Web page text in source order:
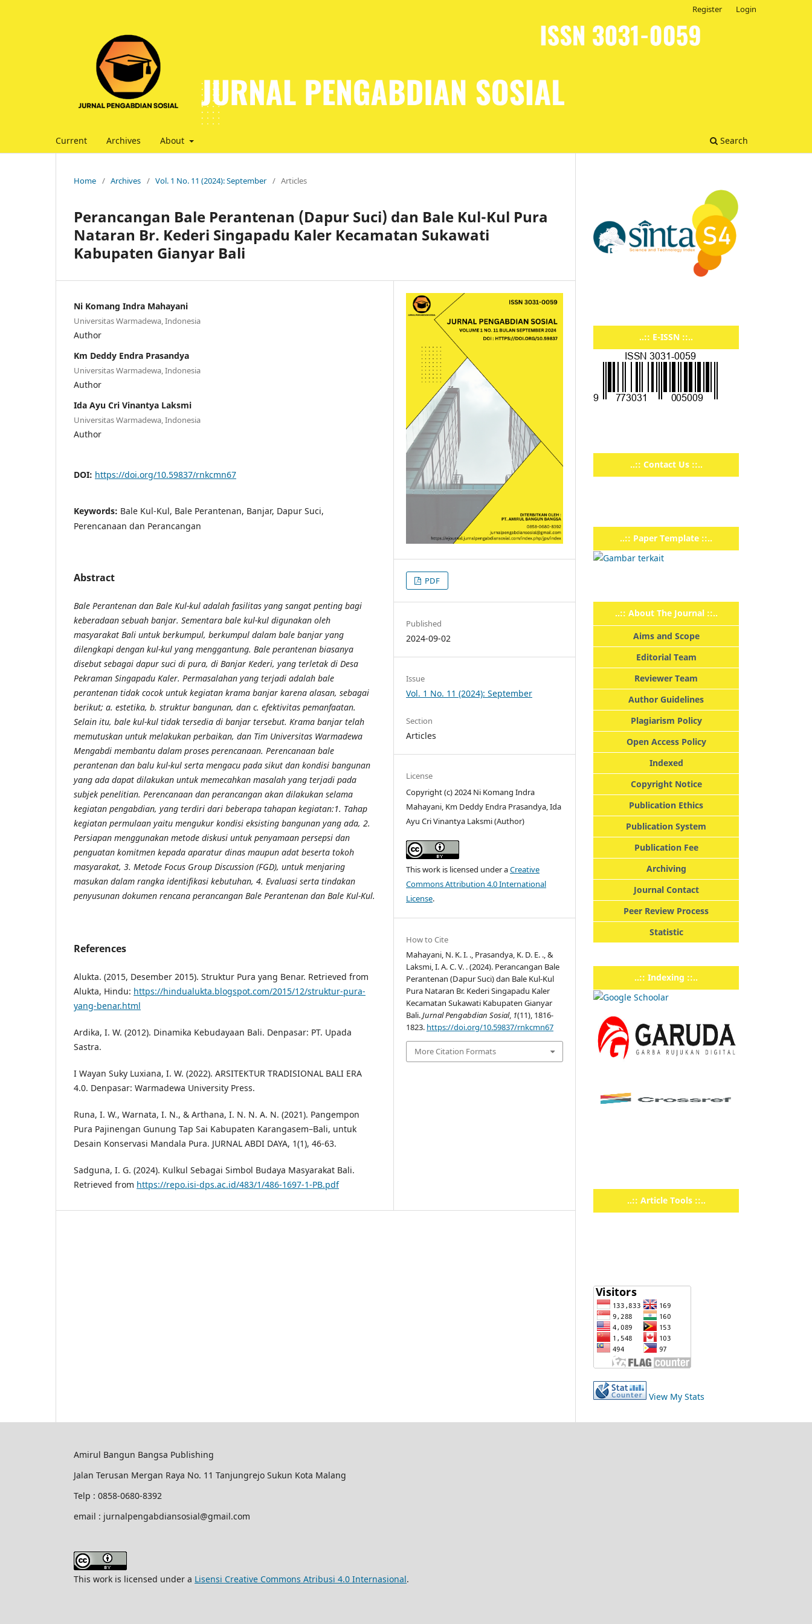
Current Archives About Search
Register Login
Home / Archives / Vol. 1 No. 11 (2024): September / Articles
Perancangan Bale Perantenan (Dapur Suci) dan Bale Kul-Kul Pura
Nataran Br. Kederi Singapadu Kaler Kecamatan Sukawati
Kabupaten Gianyar Bali
Ni Komang Indra Mahayani
Universitas Warmadewa, Indonesia
Author
Km Deddy Endra Prasandya
Universitas Warmadewa, Indonesia
Author
Ida Ayu Cri Vinantya Laksmi
Universitas Warmadewa, Indonesia
Author
DOI: https://doi.org/10.59837/rnkcmn67
Keywords: Bale Kul-Kul, Bale Perantenan, Banjar, Dapur Suci,
Perencanaan dan Perancangan
Abstract
Bale Perantenan dan Bale Kul-kul adalah fasilitas yang sangat penting bagi
keberadaan sebuah banjar. Sementara bale kul-kul digunakan oleh
masyarakat Bali untuk berkumpul, berkumpul dalam bale banjar yang
dilengkapi dengan kul-kul yang menggantung. Bale perantenan biasanya
disebut sebagai dapur suci di pura, di Banjar Kederi, yang terletak di Desa
Pekraman Singapadu Kaler. Permasalahan yang terjadi adalah bale
perantenan tidak cocok untuk kegiatan krama banjar karena alasan, sebagai
berikut; a. estetika, b. struktur bangunan, dan c. efektivitas pemanfaatan.
Selain itu, bale kul-kul tidak tersedia di banjar tersebut. Krama banjar telah
memutuskan untuk melakukan perbaikan, dan Tim Universitas Warmadewa
Mengabdi membantu dalam proses perencanaan. Perencanaan bale
perantenan dan balu kul-kul serta mengacu pada sikut dan kondisi bangunan
yang ada dapat dilakukan untuk memecahkan masalah yang terjadi pada
subjek penelitian. Perencanaan dan perancangan akan dilakukan selama
kegiatan pengabdian, yang terdiri dari beberapa tahapan kegiatan:1. Tahap
kegiatan permulaan yaitu mengukur kondisi eksisting bangunan yang ada, 2.
Persiapan menggunakan metode diskusi untuk penyamaan persepsi dan
penguatan komitmen kepada aparatur dinas maupun adat beserta tokoh
masyarakat, 3. Metode Focus Group Discussion (FGD), untuk menjaring
masukan dalam rangka identifikasi kebutuhan, 4. Evaluasi serta tindakan
penyusunan dokumen rencana perancangan Bale Perantenan dan Bale Kul-Kul.
References
Alukta. (2015, Desember 2015). Struktur Pura yang Benar. Retrieved from
Alukta, Hindu: https://hindualukta.blogspot.com/2015/12/struktur-pura-
yang-benar.html
Ardika, I. W. (2012). Dinamika Kebudayaan Bali. Denpasar: PT. Upada
Sastra.
I Wayan Suky Luxiana, I. W. (2022). ARSITEKTUR TRADISIONAL BALI ERA
4.0. Denpasar: Warmadewa University Press.
Runa, I. W., Warnata, I. N., & Arthana, I. N. N. A. N. (2021). Pangempon
Pura Pajinengan Gunung Tap Sai Kabupaten Karangasem–Bali, untuk
Desain Konservasi Mandala Pura. JURNAL ABDI DAYA, 1(1), 46-63.
Sadguna, I. G. (2024). Kulkul Sebagai Simbol Budaya Masyarakat Bali.
Retrieved from https://repo.isi-dps.ac.id/483/1/486-1697-1-PB.pdf
PDF
Published
2024-09-02
Issue
Vol. 1 No. 11 (2024): September
Section
Articles
License
Copyright (c) 2024 Ni Komang Indra
Mahayani, Km Deddy Endra Prasandya, Ida
Ayu Cri Vinantya Laksmi (Author)
This work is licensed under aCreative
Commons Attribution 4.0 International
License.
How to Cite
Mahayani, N. K. I. ., Prasandya, K. D. E. ., &
Laksmi, I. A. C. V. . (2024). Perancangan Bale
Perantenan (Dapur Suci) dan Bale Kul-Kul
Pura Nataran Br. Kederi Singapadu Kaler
Kecamatan Sukawati Kabupaten Gianyar
Bali.Jurnal Pengabdian Sosial, 1(11), 1816-
1823. https://doi.org/10.59837/rnkcmn67
More Citation Formats
..:: E-ISSN ::..
..:: Contact Us ::..
..:: Paper Template ::..
..:: About The Journal ::..
Aims and Scope
Editorial Team
Reviewer Team
Author Guidelines
Plagiarism Policy
Open Access Policy
Indexed
Copyright Notice
Publication Ethics
Publication System
Publication Fee
Archiving
Journal Contact
Peer Review Process
Statistic
..:: Indexing ::..
..:: Article Tools ::..
View My Stats
Amirul Bangun Bangsa Publishing
Jalan Terusan Mergan Raya No. 11 Tanjungrejo Sukun Kota Malang
Telp : 0858-0680-8392
email : jurnalpengabdiansosial@gmail.com
This work is licensed under a Lisensi Creative Commons Atribusi 4.0 Internasional.